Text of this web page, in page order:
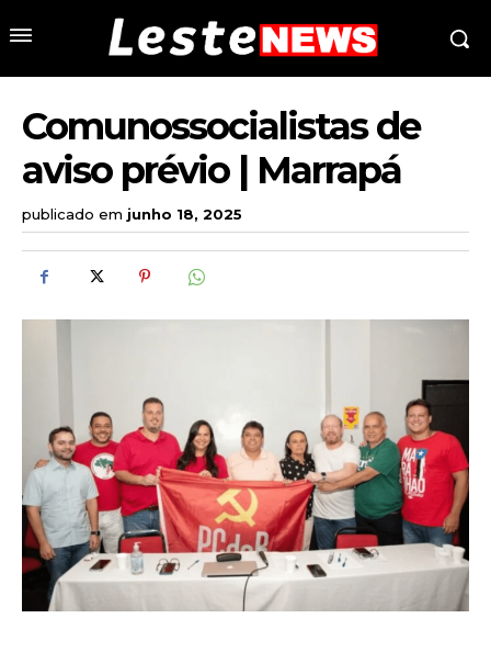
Comunossocialistas de
aviso prévio | Marrapá
publicado em junho 18, 2025